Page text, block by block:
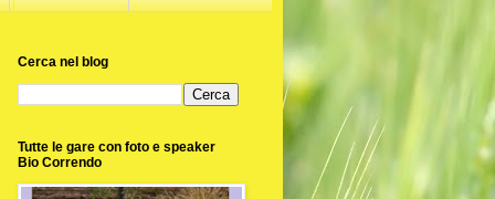
Cerca nel blog
Tutte le gare con foto e speaker
Bio Correndo